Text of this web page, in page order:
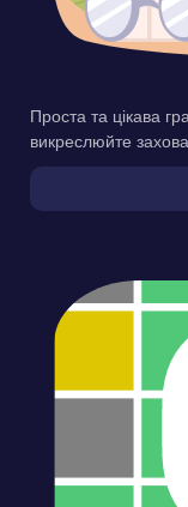
Проста та цікава
викреслюйте